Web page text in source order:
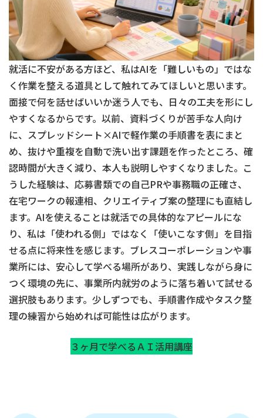
就活に不安がある方ほど、私はAIを「難しいもの」ではな
く作業を整える道具として触れてみてほしいと思います。
面接で何を話せばいいか迷う人でも、日々の工夫を形にし
やすくなるからです。以前、資料づくりが苦手な人向け
に、スプレッドシート×AIで軽作業の手順書を表にまと
め、抜けや重複を自動で洗い出す課題を作ったところ、確
認時間が大きく減り、本人も説明しやすくなりました。こ
うした経験は、応募書類での自己PRや事務職の正確さ、
在宅ワークの報連相、クリエイティブ案の整理にも直結し
ます。AIを使えることは就活での具体的なアピールにな
り、私は「使われる側」ではなく「使いこなす側」を目指
せる点に将来性を感じます。ブレスコーポレーションや事
業所には、安心して学べる場所があり、実践しながら身に
つく環境の先に、事業所内就労のように落ち着いて試せる
選択肢もあります。少しずつでも、手順書作成やタスク整
理の練習から始めれば可能性は広がります。
３ヶ月で学べるＡＩ活用講座